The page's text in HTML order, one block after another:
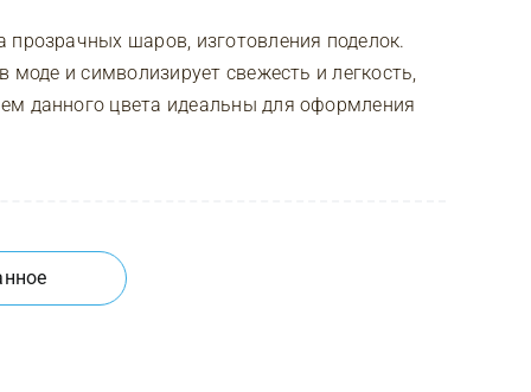
шаров, изготовления поделок.
и символизирует свежесть и легкость,
данного цвета идеальны для оформления